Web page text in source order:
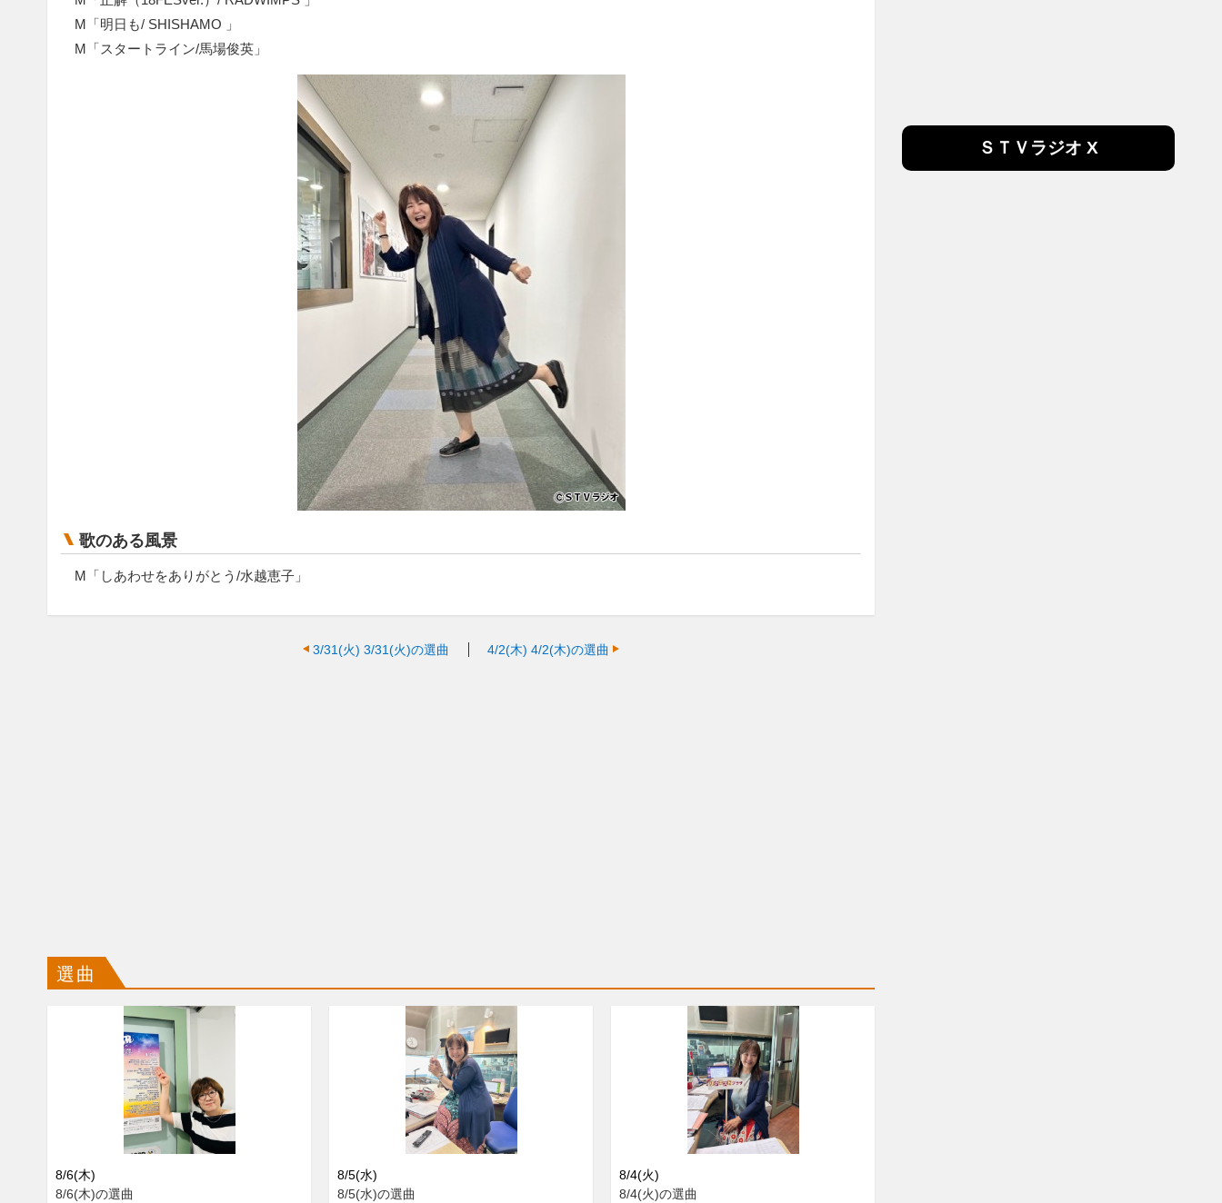
M「明日も/ SHISHAMO 」
M「スタートライン/馬場俊英」
歌のある風景
M「しあわせをありがとう/水越恵子」
3/31(火) 3/31(火)の選曲 4/2(木) 4/2(木)の選曲
選曲
8/6(木)
8/6(木)の選曲
8/5(水)
8/5(水)の選曲
8/4(火)
8/4(火)の選曲
ＳＴＶラジオ X